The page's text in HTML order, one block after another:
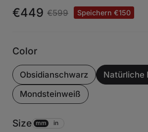
€449 €599 Speichern €150
Color
Obsidianschwarz
Natürliche
Mondsteinweiß
Size mm in